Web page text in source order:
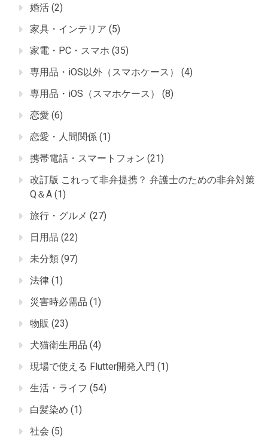
婚活 (2)
家具・インテリア (5)
家電・PC・スマホ (35)
専用品・iOS以外（スマホケース）
(4)
専用品・iOS（スマホケース）
(8)
恋愛 (6)
恋愛・人間関係 (1)
携帯電話・スマートフォン (21)
改訂版 これって非弁提携？ 弁護士のための非弁対策
Q＆A (1)
旅行・グルメ (27)
日用品 (22)
未分類 (97)
法律 (1)
災害時必需品 (1)
物販 (23)
犬猫衛生用品 (4)
現場で使える Flutter開発入門 (1)
生活・ライフ (54)
白髪染め (1)
社会 (5)